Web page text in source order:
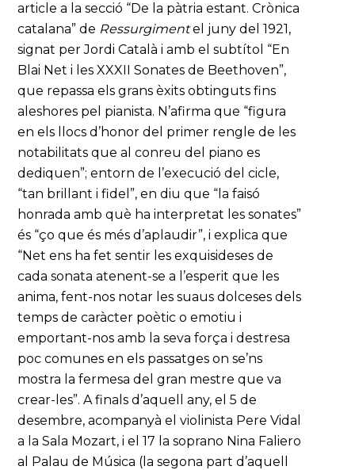
article a la secció “De la pàtria estant. Crònica
catalana” de Ressurgimentel juny del 1921,
signat per Jordi Català i amb el subtítol “En
Blai Net i les XXXII Sonates de Beethoven”,
que repassa els grans èxits obtinguts fins
aleshores pel pianista. N’afirma que “figura
en els llocs d’honor del primer rengle de les
notabilitats que al conreu del piano es
dediquen”; entorn de l’execució del cicle,
“tan brillant i fidel”, en diu que “la faisó
honrada amb què ha interpretat les sonates”
és “ço que és més d’aplaudir”, i explica que
“Net ens ha fet sentir les exquisideses de
cada sonata atenent-se a l’esperit que les
anima, fent-nos notar les suaus dolceses dels
temps de caràcter poètic o emotiu i
emportant-nos amb la seva força i destresa
poc comunes en els passatges on se’ns
mostra la fermesa del gran mestre que va
crear-les”. A finals d’aquell any, el 5 de
desembre, acompanyà el violinista Pere Vidal
a la Sala Mozart, i el 17 la soprano Nina Faliero
al Palau de Música (la segona part d’aquell